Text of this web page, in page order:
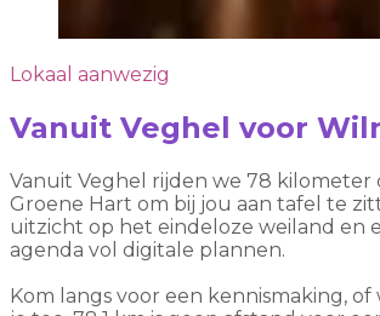
Lokaal aanwezig
Vanuit Veghel voor
Vanuit Veghel rijden we 78 kilometer
Groene Hart om bij jou aan tafel te
uitzicht op het eindeloze weiland en
agenda vol digitale plannen.
Kom langs voor een kennismaking, of